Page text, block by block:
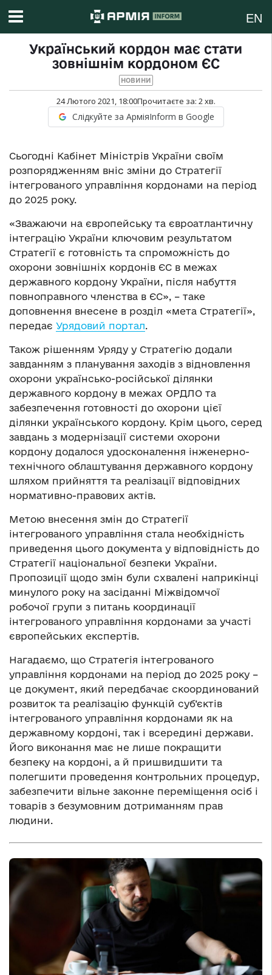
EN
Український кордон має стати
зовнішнім кордоном ЄС
НОВИНИ
24 Лютого 2021, 18:00Прочитаєте за: 2хв.
Слідкуйте за АрміяInform в Google
Сьогодні Кабінет Міністрів України своїм
розпорядженням вніс зміни до Стратегії
інтегрованого управління кордонами на період
до 2025 року.
«Зважаючи на європейську та євроатлантичну
інтеграцію України ключовим результатом
Стратегії є готовність та спроможність до
охорони зовнішніх кордонів ЄС в межах
державного кордону України, після набуття
повноправного членства в ЄС», – таке
доповнення внесене в розділ «мета Стратегії»,
передає Урядовий портал.
Також рішенням Уряду у Стратегію додали
завданням з планування заходів з відновлення
охорони українсько-російської ділянки
державного кордону в межах ОРДЛО та
забезпечення готовності до охорони цієї
ділянки українського кордону. Крім цього, серед
завдань з модернізації системи охорони
кордону додалося удосконалення інженерно-
технічного облаштування державного кордону
шляхом прийняття та реалізації відповідних
нормативно-правових актів.
Метою внесення змін до Стратегії
інтегрованого управління стала необхідність
приведення цього документа у відповідність до
Стратегії національної безпеки України.
Пропозиції щодо змін були схвалені наприкінці
минулого року на засіданні Міжвідомчої
робочої групи з питань координації
інтегрованого управління кордонами за участі
європейських експертів.
Нагадаємо, що Стратегія інтегрованого
управління кордонами на період до 2025 року –
це документ, який передбачає скоординований
розвиток та реалізацію функцій суб’єктів
інтегрованого управління кордонами як на
державному кордоні, так і всередині держави.
Його виконання має не лише покращити
безпеку на кордоні, а й пришвидшити та
полегшити проведення контрольних процедур,
забезпечити вільне законне переміщення осіб і
товарів з безумовним дотриманням прав
людини.